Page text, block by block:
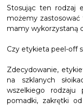
Stosując ten rodzaj
możemy zastosować
mamy wykorzystaną
Czy etykieta peel-off
Zdecydowanie,
na szklanych
wszelkiego rodzaju
pomadki, zakrętki